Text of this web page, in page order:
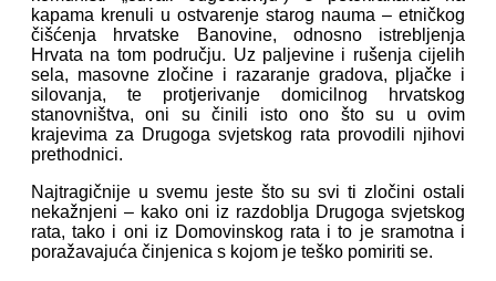
kapama krenuli u ostvarenje starog nauma – etničkog
čišćenja hrvatske Banovine, odnosno istrebljenja
Hrvata na tom području. Uz paljevine i rušenja cijelih
sela, masovne zločine i razaranje gradova, pljačke i
silovanja, te protjerivanje domicilnog hrvatskog
stanovništva, oni su činili isto ono što su u ovim
krajevima za Drugoga svjetskog rata provodili njihovi
prethodnici.
Najtragičnije u svemu jeste što su svi ti zločini ostali
nekažnjeni – kako oni iz razdoblja Drugoga svjetskog
rata, tako i oni iz Domovinskog rata i to je sramotna i
poražavajuća činjenica s kojom je teško pomiriti se.